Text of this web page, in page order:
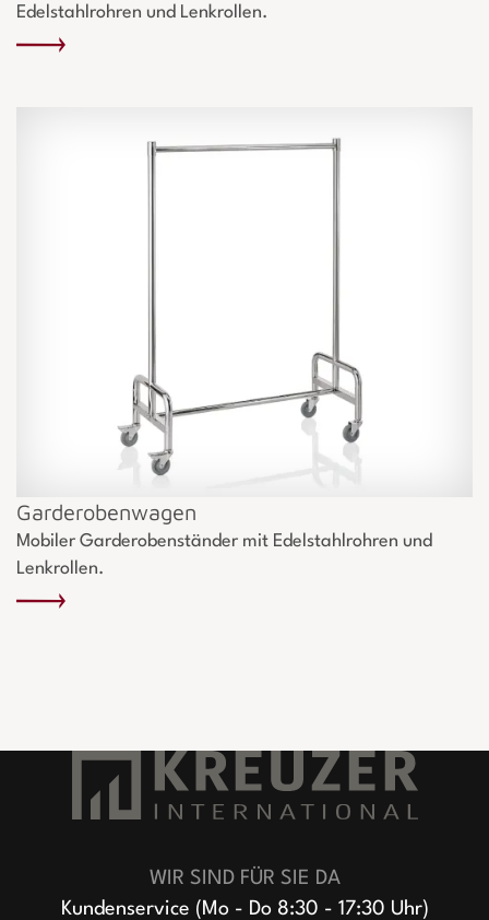
Edelstahlrohren und Lenkrollen.
Garderobenwagen
Mobiler Garderobenständer mit Edelstahlrohren und
Lenkrollen.
WIR SIND FÜR SIE DA
Kundenservice (Mo - Do 8:30 - 17:30 Uhr)